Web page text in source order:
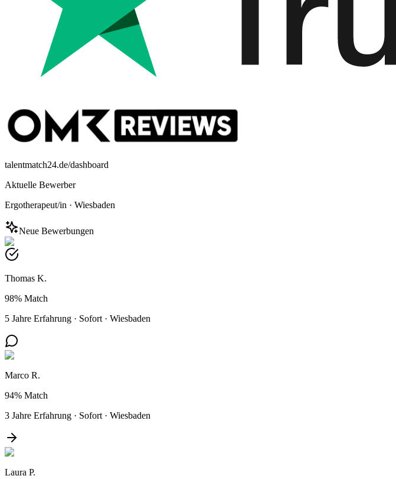
talentmatch24.de/dashboard
Aktuelle Bewerber
Ergotherapeut/in · Wiesbaden
Neue Bewerbungen
Thomas K.
98% Match
5 Jahre Erfahrung · Sofort · Wiesbaden
Marco R.
94% Match
3 Jahre Erfahrung · Sofort · Wiesbaden
Laura P.